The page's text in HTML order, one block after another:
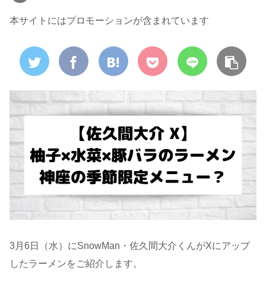
本サイトにはプロモーションが含まれています
3月6日（水）にSnowMan・佐久間大介くんがXにアップ
したラーメンをご紹介します。